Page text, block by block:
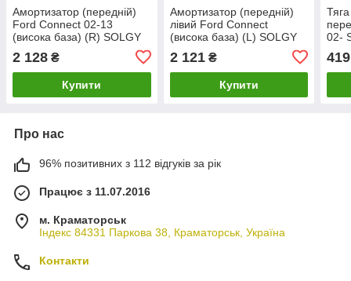
Амортизатор (передній)
Ford Connect 02-13
(висока база) (R) SOLGY
2 128 ₴
Купити
Амортизатор (передній)
лівий Ford Connect
(висока база) (L) SOLGY
2 121₴
Купити
Тяга
02-
419
Про нас
96% позитивних з 112 відгуків за рік
Працює з 11.07.2016
м. Краматорськ
Індекс 84331 Паркова 38, Краматорськ, Україна
Контакти